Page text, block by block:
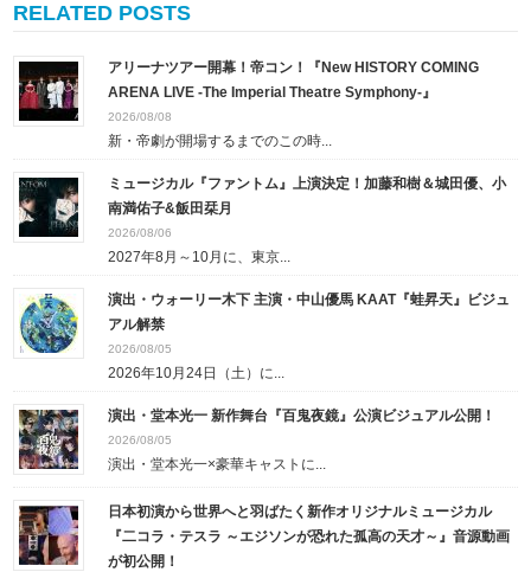
RELATED POSTS
アリーナツアー開幕！帝コン！『New HISTORY COMING
ARENA LIVE -The Imperial Theatre Symphony-』
2026/08/08
新・帝劇が開場するまでのこの時...
ミュージカル『ファントム』上演決定！加藤和樹＆城田優、小
南満佑子&飯田栞月
2026/08/06
2027年8月～10月に、東京...
演出・ウォーリー木下 主演・中山優馬 KAAT『蛙昇天』ビジュ
アル解禁
2026/08/05
2026年10月24日（土）に...
演出・堂本光一 新作舞台『百鬼夜鏡』公演ビジュアル公開！
2026/08/05
演出・堂本光一×豪華キャストに...
日本初演から世界へと羽ばたく新作オリジナルミュージカル
『二コラ・テスラ ～エジソンが恐れた孤高の天才～』音源動画
が初公開！